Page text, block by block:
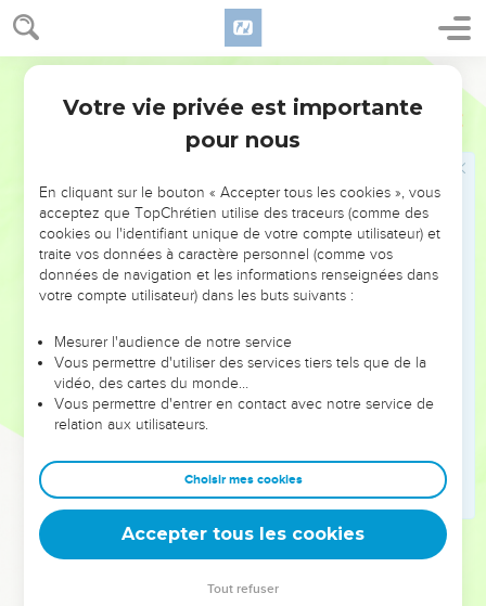
Nahum 1
Ninive
Que pourriez-vous machiner contre l'Eternel ? C'est lui qui
réduit à néant ; la détresse n'y retounera point une seconde
Car étant entortillés comme des épines, et ivres selon
qu'ils ont accoutumé de s'enivrer, ils seront consumés
entièrement comme la paille sèche.
De toi est sorti celui qui machine du mal contre l'Eternel, et
qui met en avant un méchant conseil.
Ainsi a dit l'Eternel : Encore qu'ils soient en paix, et en
grand nombre, ils seront certainement retranchés, et on
Mais maintenant je romprai son joug de dessus toi, et je
mettrai en pièces tes liens.
Car l'Eternel a donné commission contre toi ; il n'en naîtra
les images de taille et de fonte ; je ferai [de cette maison-là]
ton sépulcre, après que tu seras tombé dans le mépris.
Voici sur les montagnes les pieds de celui qui apporte de
bonnes nouvelles, [et] qui publie la paix ! Toi Juda, célèbre
tes fêtes solennelles, et rends tes voeux ; car les hommes
Votre vie privée est importante
pour nous
En cliquant sur le bouton « Accepter tous les cookies », vous
acceptez que TopChrétien utilise des traceurs (comme des
cookies ou l'identifiant unique de votre compte utilisateur) et
traite vos données à caractère personnel (comme vos
données de navigation et les informations renseignées dans
votre compte utilisateur) dans les buts suivants :
Mesurer l'audience de notre service
Vous permettre d'utiliser des services tiers tels que de la
vidéo, des cartes du monde…
Vous permettre d'entrer en contact avec notre service de
relation aux utilisateurs.
Choisir mes cookies
Accepter tous les cookies
Tout refuser